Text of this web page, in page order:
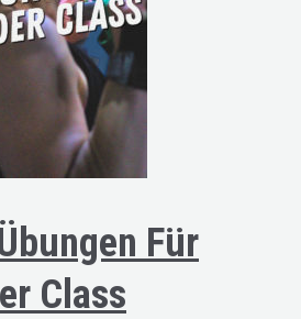
Für
Class